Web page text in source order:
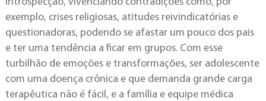
exemplo, crises religiosas, atitudes reivindicatórias e
questionadoras, podendo se afastar um pouco dos pais
e ter uma tendência a ficar em grupos. Com esse
turbilhão de emoções e transformações, ser adolescente
com uma doença crônica e que demanda grande carga
terapêutica não é fácil, e a família e equipe médica